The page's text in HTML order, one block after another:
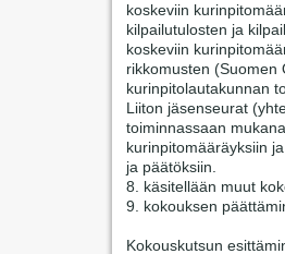
koskeviin
kilpailutulosten ja
koskeviin
rikkomusten (Suomen
kurinpitolautakunnan
Liiton jäsenseurat
toiminnassaan
kurinpitomääräyksiin
ja päätöksiin.
8. käsitellään muut
9. kokouksen
Kokouskutsun